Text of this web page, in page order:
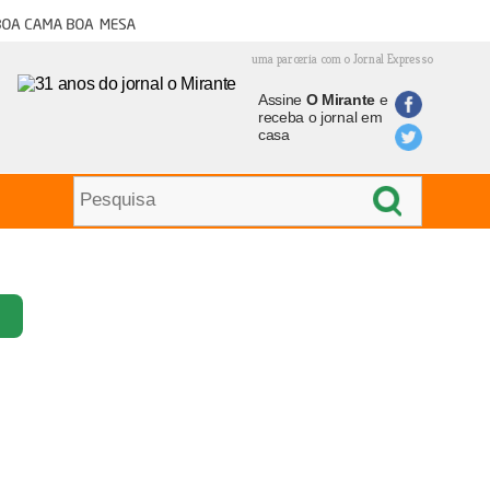
cama boa mesa
uma parceria com o Jornal Expresso
Assine O Mirantee
receba o jornal em
casa